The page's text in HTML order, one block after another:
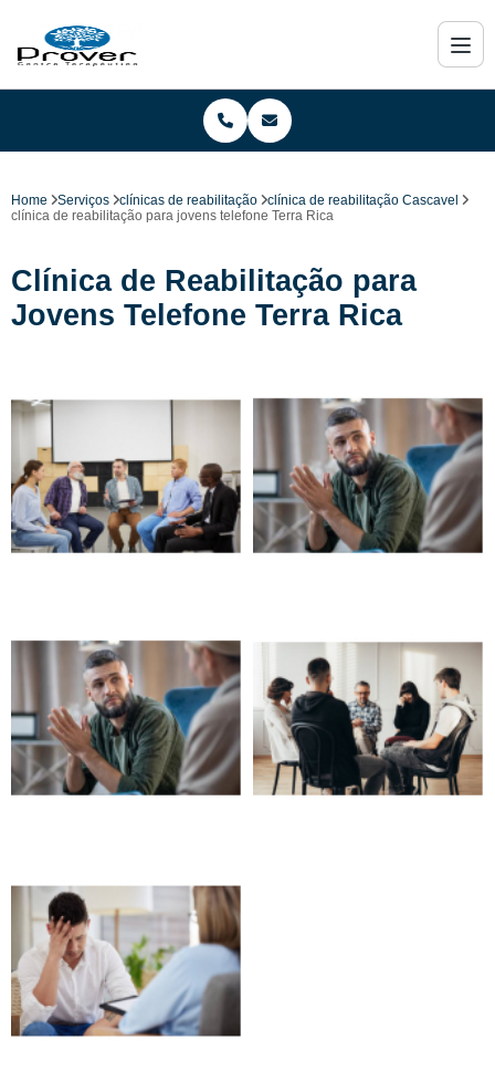
Home Serviços clínicas de reabilitação
clínica de reabilitação Cascavel
clínica de reabilitação para jovens telefone Terra Rica
Clínica de Reabilitação para
Jovens Telefone Terra Rica